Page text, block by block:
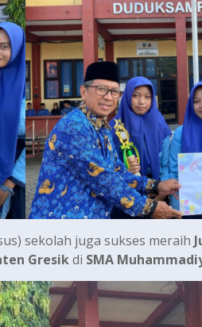
sekolah juga sukses meraih
Gresikdi SMA